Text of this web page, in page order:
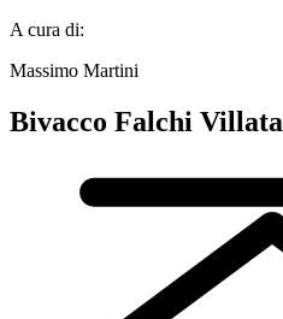
A cura di:
Massimo Martini
Bivacco Falchi Villata